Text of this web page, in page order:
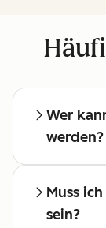
Wer
werden?
Muss
sein?